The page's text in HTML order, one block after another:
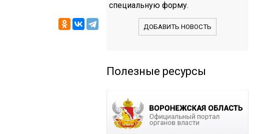
специальную форму.
ДОБАВИТЬ НОВОСТЬ
Полезные ресурсы